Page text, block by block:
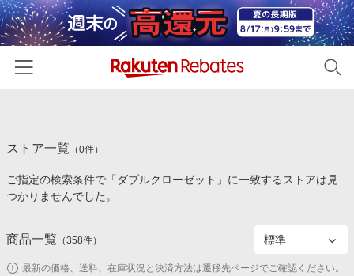
カテゴリー一覧
百貨店・総合ECモール
食品・スイーツ・お酒
イベント一覧
初回購入者限定特典
対象ストア新規限定特典
ストア一覧 （0件）
ご指定の検索条件で「ダブルクローゼット」に一致するストアは見
つかりませんでした。
商品一覧 （358件）
最新の価格、送料、在庫状況と決済方法は遷移先ページでご確認ください。